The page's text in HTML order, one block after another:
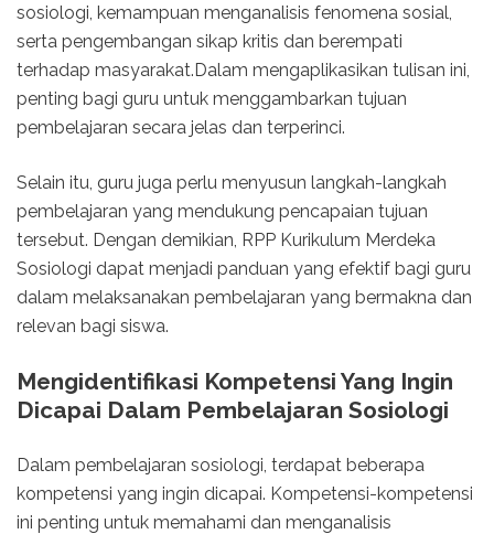
sosiologi, kemampuan menganalisis fenomena sosial,
serta pengembangan sikap kritis dan berempati
terhadap masyarakat.Dalam mengaplikasikan tulisan ini,
penting bagi guru untuk menggambarkan tujuan
pembelajaran secara jelas dan terperinci.
Selain itu, guru juga perlu menyusun langkah-langkah
pembelajaran yang mendukung pencapaian tujuan
tersebut. Dengan demikian, RPP Kurikulum Merdeka
Sosiologi dapat menjadi panduan yang efektif bagi guru
dalam melaksanakan pembelajaran yang bermakna dan
relevan bagi siswa.
Mengidentifikasi Kompetensi Yang Ingin
Dicapai Dalam Pembelajaran Sosiologi
Dalam pembelajaran sosiologi, terdapat beberapa
kompetensi yang ingin dicapai. Kompetensi-kompetensi
ini penting untuk memahami dan menganalisis